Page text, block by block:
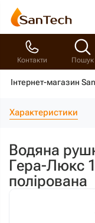
Контакти Пошук
Інтернет-магазин
Характеристики
Водяна
Гера-Люкс
полірована